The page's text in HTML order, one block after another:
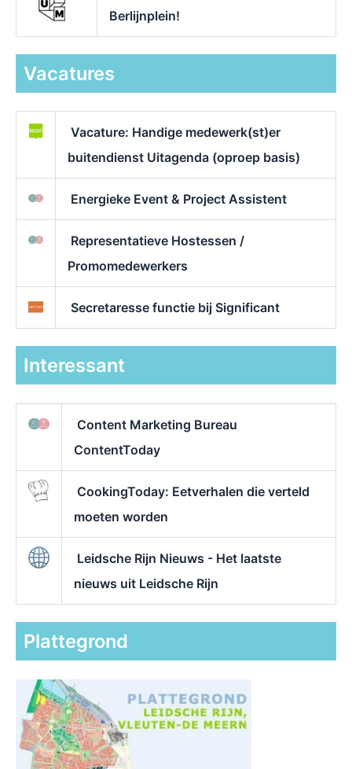
Berlijnplein!
Vacatures
Vacature: Handige medewerk(st)er
buitendienst Uitagenda (oproep basis)
Energieke Event & Project Assistent
Representatieve Hostessen /
Promomedewerkers
Secretaresse functie bij Significant
Interessant
Content Marketing Bureau
ContentToday
CookingToday: Eetverhalen die verteld
moeten worden
Leidsche Rijn Nieuws - Het laatste
nieuws uit Leidsche Rijn
Plattegrond